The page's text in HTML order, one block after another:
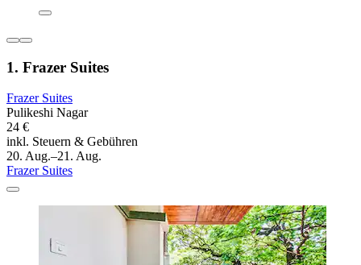
1. Frazer Suites
Frazer Suites
Pulikeshi Nagar
24 €
inkl. Steuern & Gebühren
20. Aug.–21. Aug.
Frazer Suites